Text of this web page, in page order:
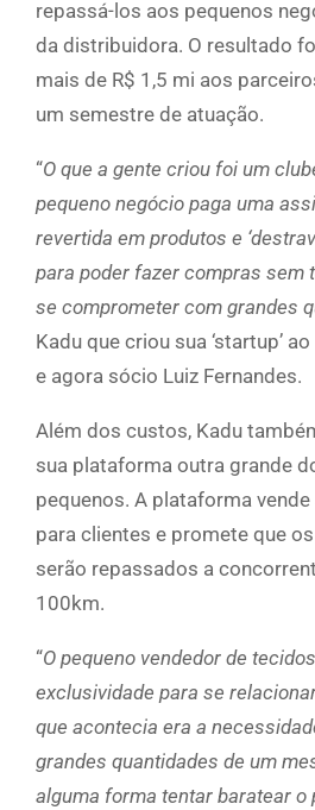
repassá-los aos pequenos
da distribuidora. O resultado
mais de R$ 1,5 mi aos
um semestre de atuação.
“O que a gente criou foi um
pequeno negócio paga uma
revertida em produtos e
para poder fazer compras sem
se comprometer com grandes
Kadu que criou sua ‘startup’
e agora sócio Luiz Fernandes.
Além dos custos, Kadu
sua plataforma outra grande
pequenos. A plataforma
para clientes e promete que
serão repassados a
100km.
“O pequeno vendedor de
exclusividade para se
que acontecia era a
grandes quantidades de um
alguma forma tentar baratear o